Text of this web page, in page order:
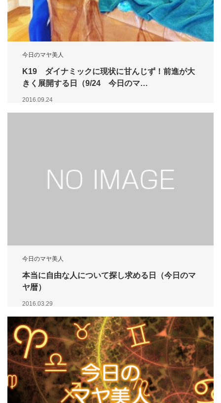
今日のマヤ美人
K19 ダイナミックに現状に甘んじず！前進が大
きく展開する日（9/24 今日のマ…
2016.09.24
今日のマヤ美人
本当に自由な人について探し求める日（今日のマ
ヤ暦）
2016.03.29